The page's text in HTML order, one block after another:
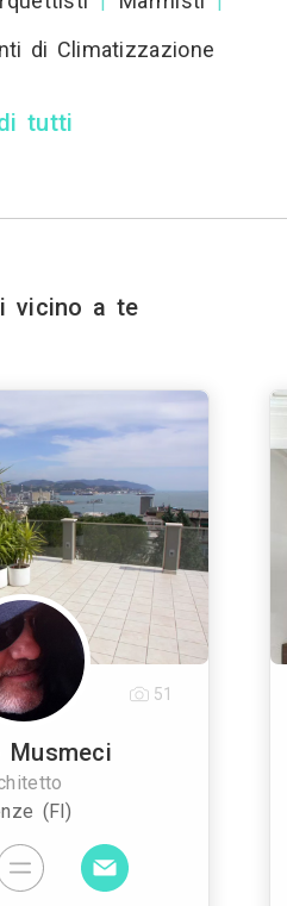
di Climatizzazione
tutti
vicino a te
Musmeci
(FI)
51